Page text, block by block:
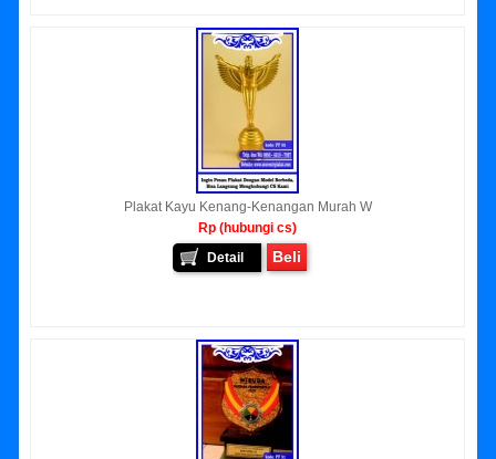
Plakat Kayu Kenang-Kenangan Murah W
Rp (hubungi cs)
Detail
Beli